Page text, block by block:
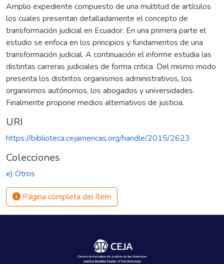
Amplio expediente compuesto de una multitud de artículos
los cuales presentan detalladamente el concepto de
transformación judicial en Ecuador. En una primera parte el
estudio se enfoca en los principios y fundamentos de una
transformación judicial. A continuación el informe estudia las
distintas carreras judiciales de forma critica. Del mismo modo
presenta los distintos organismos administrativos, los
organismos autónomos, los abogados y universidades.
Finalmente propone medios alternativos de justicia.
URI
https://biblioteca.cejamericas.org/handle/2015/2623
Colecciones
e) Otros
Página completa del ítem